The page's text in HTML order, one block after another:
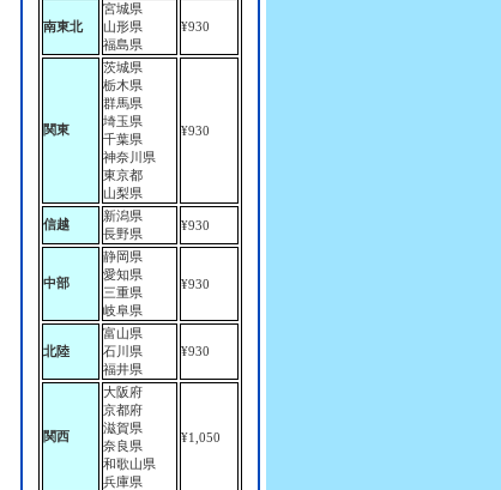
南東北
宮城県
山形県
福島県
¥930
関東
茨城県
栃木県
群馬県
埼玉県
千葉県
神奈川県
東京都
山梨県
¥930
信越
新潟県
長野県
¥930
中部
静岡県
愛知県
三重県
岐阜県
¥930
北陸
富山県
石川県
福井県
¥930
関西
大阪府
京都府
滋賀県
奈良県
和歌山県
兵庫県
¥1,050